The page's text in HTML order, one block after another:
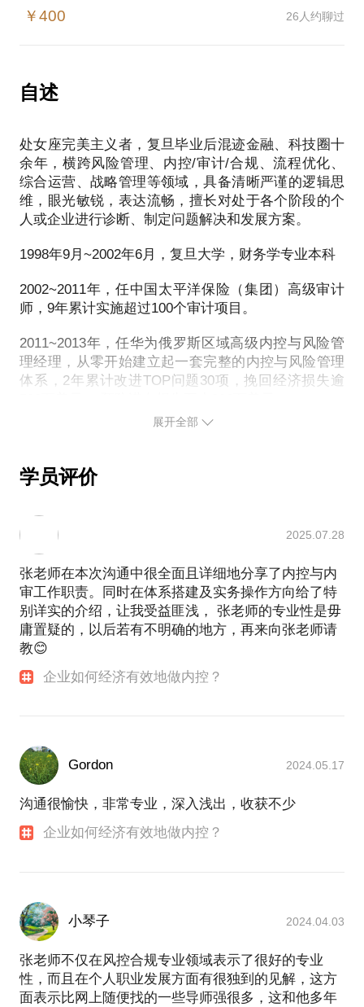
行，即是一家平庸企业与优秀企业的显著差异。
业影响企业正常发展及资本市场运作的备受困扰者。
甚至公司灭亡的案例。
对内控的误解普遍有以下几种：
1) 内控增加企业成本，是一种额外负担。
2) 内控、合规是监管机构的强制要求，不是企业自身
的必然需求。
上级检查。
小企业来说内控是一种“奢侈品”。
我拥有超过十年的内控、审计、风险管理专业经验，
职业经历遍布风格迥异的世界500强、超大型上市公
司、民营企业集团、新兴创业公司，十分熟悉各类内
控理论、工具、方法论，既能帮助大中型企业落地成
能帮助发展中的小企业或新创公司分析现状、选取适
某些关键时点（融资、并购、上市等）拖后腿。
1) 简明扼要地阐述内控的意义与实质，正确认识内控
与经营、管理的关系。
造，自然把内控要素嵌入日常工作，而不增加额外成
本。
3) 在企业发展的不同阶段，如何实事求是、因地制宜
地建设最适合自身的内控体系，以促进企业发展、保
4) 如何在自身需求与监管要求之间寻求平衡，以最优
PS.在选择与我见面前，请把你的问题更具体化。毕
竟一小时的谈话只能解决一个小问题。请把你的问题
提前发给我，方便我做更精确的准备，提升见面效
能限制、地域限制皆可打破，建立可自动升级的底层
学无致用，工作只是领一份薪水敲钟度日；
对工作毫无热情，却又害怕改变，沉没成本越来越
希望进入心仪的领域或公司，但隔行如隔山，不得其
门而入；
年龄越来越大，职场竞争力不升反降，维持现状都
难，如何突破瓶颈？
我在四年时间里，从一名内部审计师成功转型为高级
管理人员（COO），行业横跨保险、通信、商业地
也非常丰富。希望与你分享一些关于个人规划和职业
转型的心得：
如何选择前景光明的朝阳行业（风口），并找到适合
自己的切入点（敲门砖）；
如何抓住机遇，提升职业经历含金量；
从执行到管理，需要做好的准备和绕过的坑。
竟一小时的谈话只能解决一个小问题。请把你的问题
￥400 26人约聊过
自述
处女座完美主义者，复旦毕业后混迹金融、科技圈十
余年，横跨风险管理、内控/审计/合规、流程优化、
综合运营、战略管理等领域，具备清晰严谨的逻辑思
维，眼光敏锐，表达流畅，擅长对处于各个阶段的个
人或企业进行诊断、制定问题解决和发展方案。
1998年9月~2002年6月，复旦大学，财务学专业本科
2002~2011年，任中国太平洋保险（集团）高级审计
师，9年累计实施超过100个审计项目。
2011~2013年，任华为俄罗斯区域高级内控与风险管
理经理，从零开始建立起一套完整的内控与风险管理
体系，2年累计改进TOP问题30项，挽回经济损失逾
流程全生命周期闭环管理体系，主导推行集团“基础管
理提升”、ERP系统上线及和“服务口碑建设”等项目。
总监。制定战略规划并组织各条线分解实施； 主导完
成平台类资产证券化、银行资金存管、保险渠道合
作、A轮融资发布会等公司级项目；联合业务部门完
成校园O2O、消费金融、APP导流互换等合作项目；
联合后台部门完成公司健康检查、产品线研发与扩
展、现金流监控模型、全面预算与投入产出分析、IT
项目管理机制建立等内部管理项目；运用六西格玛工
具推行流程优化、变革与再造，显著提升各项KPI指
2015年~2017年，任上海外滩网信互联网金融COO，
分管产品、运营、技术、市场，兼管内控与风险管
理。开拓供应链金融、消费金融新业务模式，全面提
升交易规模与盈利水平，推行基于数据分析的绩效评
估与组织变革，帮助公司向科技金融转型。
风险与运营管理。
展开全部
学员评价
2025.07.28
张老师在本次沟通中很全面且详细地分享了内控与内
审工作职责。同时在体系搭建及实务操作方向给了特
别详实的介绍，让我受益匪浅， 张老师的专业性是毋
庸置疑的，以后若有不明确的地方，再来向张老师请
教😊
企业如何经济有效地做内控？
Gordon 2024.05.17
沟通很愉快，非常专业，深入浅出，收获不少
企业如何经济有效地做内控？
小琴子 2024.04.03
张老师不仅在风控合规专业领域表示了很好的专业
性，而且在个人职业发展方面有很独到的见解，这方
面表示比网上随便找的一些导师强很多，这和他多年